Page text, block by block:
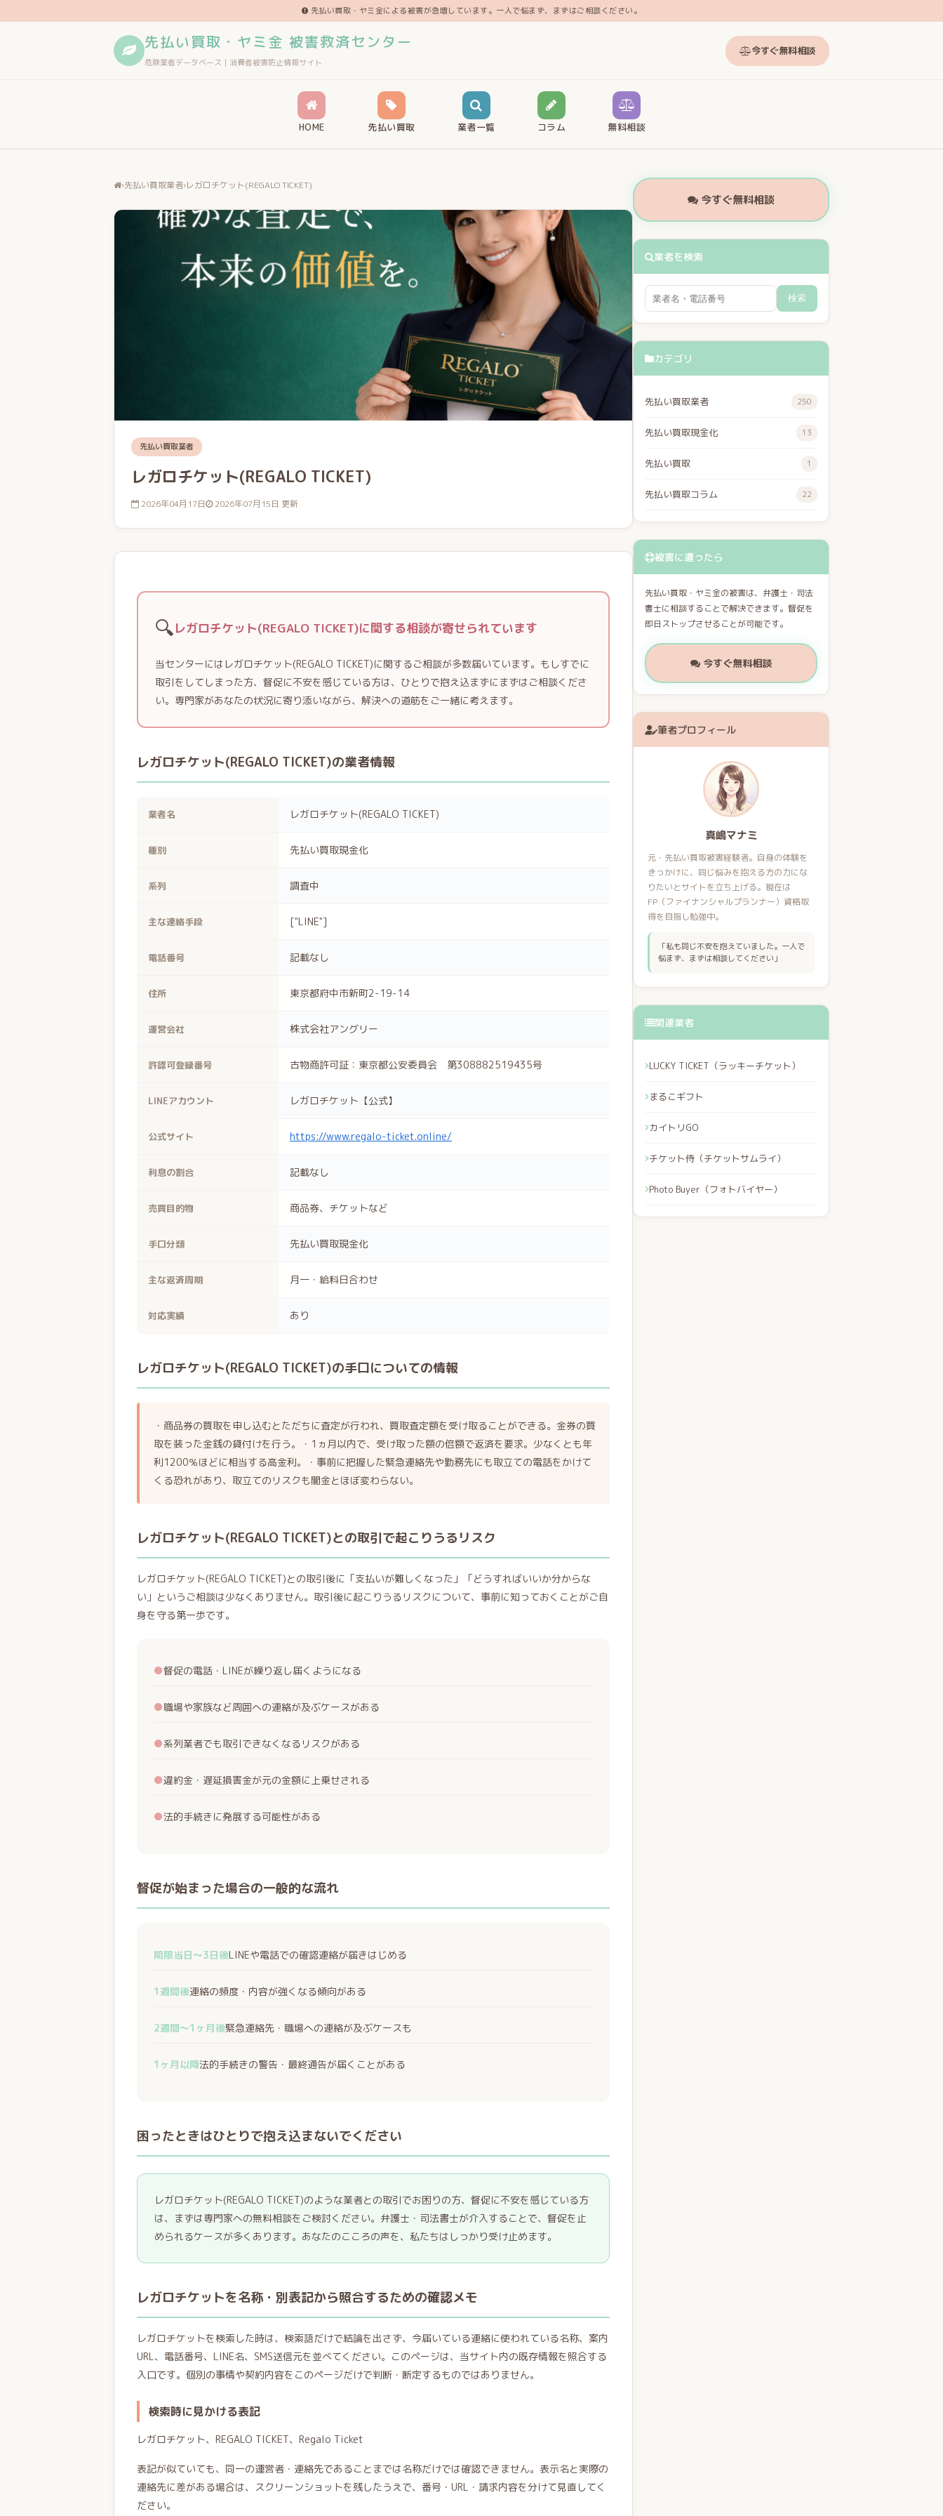
先払い買取・ヤミ金による被害が急増しています。一人で悩まず、まずはご相談ください。
先払い買取・ヤミ金 被害救済センター
危険業者データベース｜消費者被害防止情報サイト
今すぐ無料相談
HOME 先払い買取 業者一覧 コラム 無料相談
›先払い買取業者›レガロチケット(REGALO TICKET)
先払い買取業者
レガロチケット(REGALO TICKET)
2026年04月17日 2026年07月15日 更新
🔍レガロチケット(REGALO TICKET)に関する相談が寄せられています
当センターにはレガロチケット(REGALO TICKET)に関するご相談が多数届いています。もしすでに
取引をしてしまった方、督促に不安を感じている方は、ひとりで抱え込まずにまずはご相談くださ
い。専門家があなたの状況に寄り添いながら、解決への道筋をご一緒に考えます。
レガロチケット(REGALO TICKET)の業者情報
業者名 レガロチケット(REGALO TICKET)
種別 先払い買取現金化
系列 調査中
主な連絡手段 ["LINE"]
電話番号 記載なし
住所 東京都府中市新町2-19-14
運営会社 株式会社アングリー
許認可登録番号 古物商許可証：東京都公安委員会 第308882519435号
LINEアカウント レガロチケット【公式】
公式サイト https://www.regalo-ticket.online/
利息の割合 記載なし
売買目的物 商品券、チケットなど
手口分類 先払い買取現金化
主な返済周期 月一・給料日合わせ
対応実績 あり
レガロチケット(REGALO TICKET)の手口についての情報
・商品券の買取を申し込むとただちに査定が行われ、買取査定額を受け取ることができる。金券の買
取を装った金銭の貸付けを行う。・1ヵ月以内で、受け取った額の倍額で返済を要求。少なくとも年
利1200％ほどに相当する高金利。・事前に把握した緊急連絡先や勤務先にも取立ての電話をかけて
くる恐れがあり、取立てのリスクも闇金とほぼ変わらない。
レガロチケット(REGALO TICKET)との取引で起こりうるリスク
レガロチケット(REGALO TICKET)との取引後に「支払いが難しくなった」「どうすればいいか分からな
い」というご相談は少なくありません。取引後に起こりうるリスクについて、事前に知っておくことがご自
身を守る第一歩です。
●督促の電話・LINEが繰り返し届くようになる
●職場や家族など周囲への連絡が及ぶケースがある
●系列業者でも取引できなくなるリスクがある
●違約金・遅延損害金が元の金額に上乗せされる
●法的手続きに発展する可能性がある
督促が始まった場合の一般的な流れ
期限当日〜3日後LINEや電話での確認連絡が届きはじめる
1週間後連絡の頻度・内容が強くなる傾向がある
2週間〜1ヶ月後緊急連絡先・職場への連絡が及ぶケースも
1ヶ月以降法的手続きの警告・最終通告が届くことがある
困ったときはひとりで抱え込まないでください
レガロチケット(REGALO TICKET)のような業者との取引でお困りの方、督促に不安を感じている方
は、まずは専門家への無料相談をご検討ください。弁護士・司法書士が介入することで、督促を止
められるケースが多くあります。あなたのこころの声を、私たちはしっかり受け止めます。
レガロチケットを名称・別表記から照合するための確認メモ
レガロチケットを検索した時は、検索語だけで結論を出さず、今届いている連絡に使われている名称、案内
URL、電話番号、LINE名、SMS送信元を並べてください。このページは、当サイト内の既存情報を照合する
入口です。個別の事情や契約内容をこのページだけで判断・断定するものではありません。
検索時に見かける表記
レガロチケット、REGALO TICKET、Regalo Ticket
表記が似ていても、同一の運営者・連絡先であることまでは名称だけでは確認できません。表示名と実際の
連絡先に差がある場合は、スクリーンショットを残したうえで、番号・URL・請求内容を分けて見直してく
ださい。
今すぐ無料相談
業者を検索
検索
カテゴリ
先払い買取業者 250
先払い買取現金化 13
先払い買取 1
先払い買取コラム 22
被害に遭ったら
先払い買取・ヤミ金の被害は、弁護士・司法
書士に相談することで解決できます。督促を
即日ストップさせることが可能です。
今すぐ無料相談
筆者プロフィール
真嶋マナミ
元・先払い買取被害経験者。自身の体験を
きっかけに、同じ悩みを抱える方の力にな
りたいとサイトを立ち上げる。現在は
FP（ファイナンシャルプランナー）資格取
得を目指し勉強中。
「私も同じ不安を抱えていました。一人で
悩まず、まずは相談してください」
関連業者
LUCKY TICKET（ラッキーチケット）
まるこギフト
カイトリGO
チケット侍（チケットサムライ）
Photo Buyer（フォトバイヤー）